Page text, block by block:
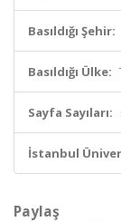
Basıldığı Şehir:
Basıldığı Ülke:
Sayfa Sayıları:
İstanbul
Paylaş